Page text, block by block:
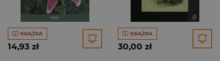
KSIĄŻKA
14,93 zł
KSIĄŻKA
30,00 zł